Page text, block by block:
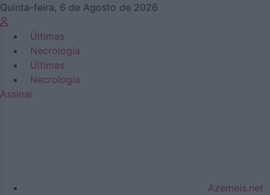
Quinta-feira, 6 de Agosto de 2026
Últimas
Necrologia
Últimas
Necrologia
Assinar
Azemeis.net